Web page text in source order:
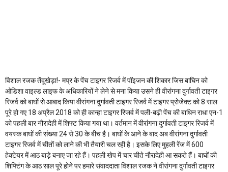
विशाल रजक तेंदूखेड़ा!- मप्र के पेंच टाइगर रिजर्व में पॉइजन की शिकार जिस बाघिन को
ओडिशा वाइल्ड लाइफ के अधिकारियों ने लेने से मना किया उसने ही वीरांगना दुर्गावती टाइगर
रिजर्व को बाघों से आबाद किया वीरांगना दुर्गावती टाइगर रिजर्व में टाइगर प्रोजेक्ट को 8 साल
पूरे हो गए 18 अप्रैल 2018 को ही कान्हा टाइगर रिजर्व में पली-बढ़ी पेंच की बाधिन राधा एन-1
को पहली बार नौरादेही में शिफ्ट किया गया था। वर्तमान में वीरांगना दुर्गावती टाइगर रिजर्व में
वयस्क बाघों की संख्या 24 से 30 के बीच है। बाघों के आने के बाद अब वीरांगना दुर्गावती
टाइगर रिजर्व में चीतों को लाने की भी तैयारी चल रही है। इसके लिए मुहली रेंज में 600
हेक्टेयर में आठ बाड़े बनाए जा रहे हैं। पहली खेप में चार चीते नौरादेही आ सकते हैं। बाघों की
शिफ्टिंग के आठ साल पूरे होने पर हमारे संवाददाता विशाल रजक ने वीरांगना दुर्गावती टाइगर